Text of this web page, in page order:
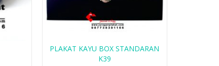
PLAKAT KAYU BOX STANDARAN
K39